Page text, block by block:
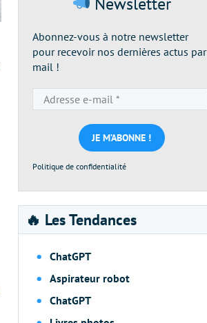
Abonnez-vous à notre newsletter
pour recevoir nos dernières actus par
mail !
e-
mail
*
Politique de confidentialité
🔥 Les Tendances
ChatGPT
Aspirateur robot
ChatGPT